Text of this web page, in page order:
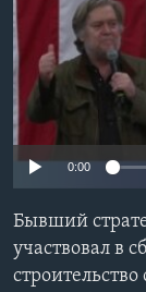
Learning English
СОЦИАЛЬНЫЕ СЕТИ
No
0:00
Бывший
участвовал в